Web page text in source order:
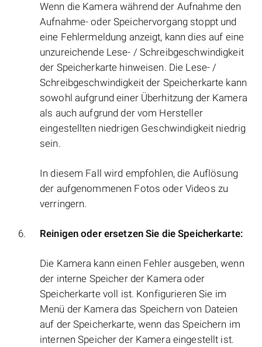
Wenn die Kamera während der Aufnahme den
Aufnahme- oder Speichervorgang stoppt und
eine Fehlermeldung anzeigt, kann dies auf eine
unzureichende Lese- / Schreibgeschwindigkeit
der Speicherkarte hinweisen. Die Lese- /
Schreibgeschwindigkeit der Speicherkarte kann
sowohl aufgrund einer Überhitzung der Kamera
als auch aufgrund der vom Hersteller
eingestellten niedrigen Geschwindigkeit niedrig
sein.
In diesem Fall wird empfohlen, die Auflösung
der aufgenommenen Fotos oder Videos zu
verringern.
Reinigen oder ersetzen Sie die Speicherkarte:
Die Kamera kann einen Fehler ausgeben, wenn
der interne Speicher der Kamera oder
Speicherkarte voll ist. Konfigurieren Sie im
Menü der Kamera das Speichern von Dateien
auf der Speicherkarte, wenn das Speichern im
internen Speicher der Kamera eingestellt ist.